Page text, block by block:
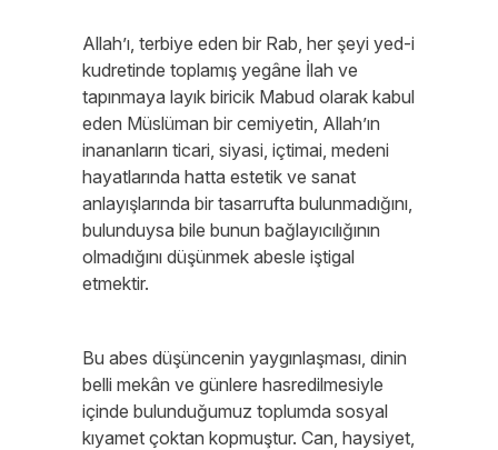
Allah’ı, terbiye eden bir Rab, her şeyi yed-i
kudretinde toplamış yegâne İlah ve
tapınmaya layık biricik Mabud olarak kabul
eden Müslüman bir cemiyetin, Allah’ın
inananların ticari, siyasi, içtimai, medeni
hayatlarında hatta estetik ve sanat
anlayışlarında bir tasarrufta bulunmadığını,
bulunduysa bile bunun bağlayıcılığının
olmadığını düşünmek abesle iştigal
etmektir.
Bu abes düşüncenin yaygınlaşması, dinin
belli mekân ve günlere hasredilmesiyle
içinde bulunduğumuz toplumda sosyal
kıyamet çoktan kopmuştur. Can, haysiyet,